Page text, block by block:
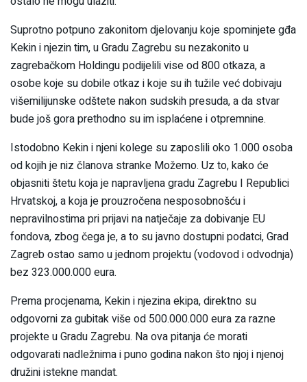
Suprotno potpuno zakonitom djelovanju koje spominjete gđa
Kekin i njezin tim, u Gradu Zagrebu su nezakonito u
zagrebačkom Holdingu podijelili vise od 800 otkaza, a
osobe koje su dobile otkaz i koje su ih tužile već dobivaju
višemilijunske odštete nakon sudskih presuda, a da stvar
bude još gora prethodno su im isplaćene i otpremnine.
Istodobno Kekin i njeni kolege su zaposlili oko 1.000 osoba
od kojih je niz članova stranke Možemo. Uz to, kako će
objasniti štetu koja je napravljena gradu Zagrebu I Republici
Hrvatskoj, a koja je prouzročena nesposobnošću i
nepravilnostima pri prijavi na natječaje za dobivanje EU
fondova, zbog čega je, a to su javno dostupni podatci, Grad
Zagreb ostao samo u jednom projektu (vodovod i odvodnja)
bez 323.000.000 eura.
Prema procjenama, Kekin i njezina ekipa, direktno su
odgovorni za gubitak više od 500.000.000 eura za razne
projekte u Gradu Zagrebu. Na ova pitanja će morati
odgovarati nadležnima i puno godina nakon što njoj i njenoj
družini istekne mandat.